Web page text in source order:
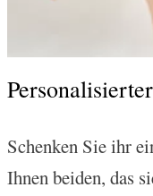
Schenken Sie ihr
Ihnen beiden, das